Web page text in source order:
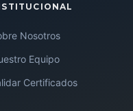
Nosotros
Equipo
Certificados